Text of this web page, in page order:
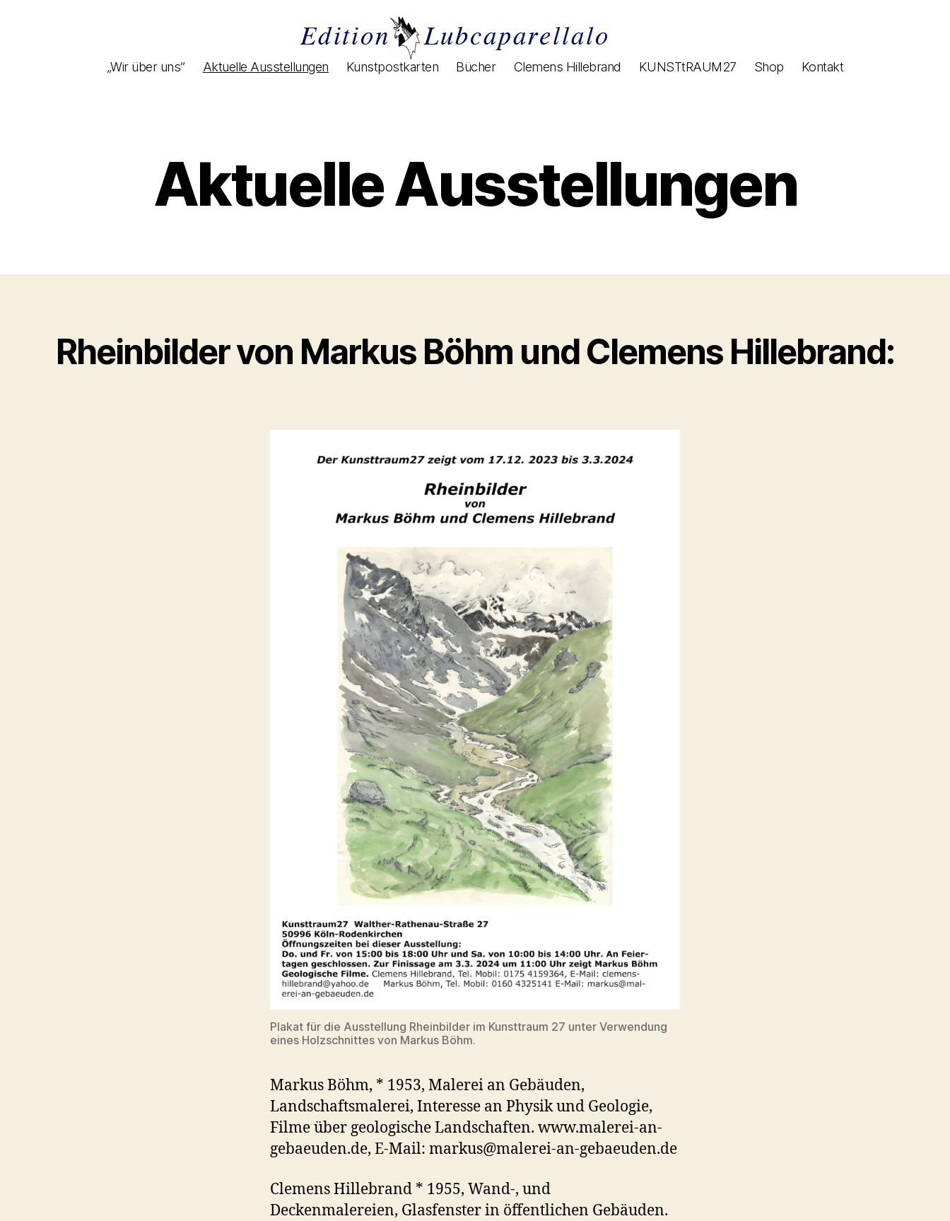
„Wir über uns” Aktuelle Ausstellungen Kunstpostkarten Bücher Clemens Hillebrand KUNSTtRAUM27 Shop Kontakt
Aktuelle Ausstellungen
Rheinbilder von Markus Böhm und Clemens Hillebrand:
Plakat für die Ausstellung Rheinbilder im Kunsttraum 27 unter Verwendung
eines Holzschnittes von Markus Böhm.
Markus Böhm, * 1953, Malerei an Gebäuden,
Landschaftsmalerei, Interesse an Physik und Geologie,
Filme über geologische Landschaften. www.malerei-an-
gebaeuden.de, E-Mail: markus@malerei-an-gebaeuden.de
Clemens Hillebrand * 1955, Wand-, und
Deckenmalereien, Glasfenster in öffentlichen Gebäuden.